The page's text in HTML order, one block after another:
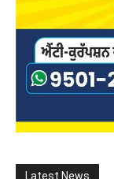
Latest News